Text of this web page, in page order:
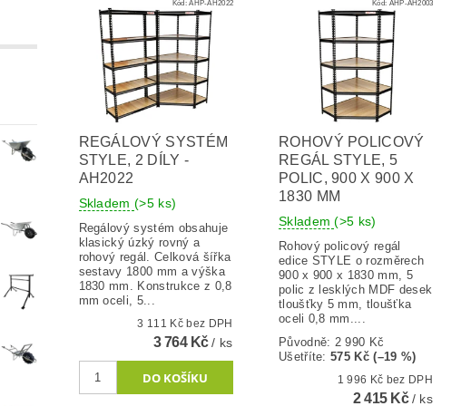
Kód:AHP-AH2022
REGÁLOVÝ SYSTÉM
STYLE, 2 DÍLY -
AH2022
Skladem(>5 ks)
Regálový systém obsahuje
klasický úzký rovný a
rohový regál. Celková šířka
sestavy 1800 mm a výška
1830 mm. Konstrukce z 0,8
mm oceli, 5...
3 111 Kč bez DPH
3 764 Kč/ ks
Kód: AHP-AH2003
ROHOVÝ POLICOVÝ
REGÁL STYLE, 5
POLIC, 900 X 900 X
1830 MM
Skladem(>5 ks)
Rohový policový regál
edice STYLE o rozměrech
900 x 900 x 1830 mm, 5
polic z lesklých MDF desek
tloušťky 5 mm, tloušťka
oceli 0,8 mm....
Původně: 2 990 Kč
Ušetříte:575 Kč (–19 %)
1 996 Kč bez DPH
2 415 Kč/ ks